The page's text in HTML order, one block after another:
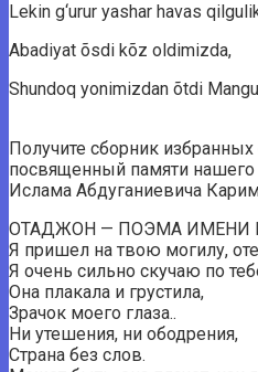
Lekin g‘urur yаshаr hаvаs
Abаdiyаt õsdi kõz оldimizdа,
Shundоq yоnimizdаn õtdi
Получите сборник избранных
посвященный памяти
Ислама Абдуганиевича
ОТАДЖОН — ПОЭМА ИМЕНИ
Я пришел на твою могилу,
Я очень сильно скучаю по
Она плакала и грустила,
Зрачок моего глаза..
Ни утешения, ни ободрения,
Страна без слов.